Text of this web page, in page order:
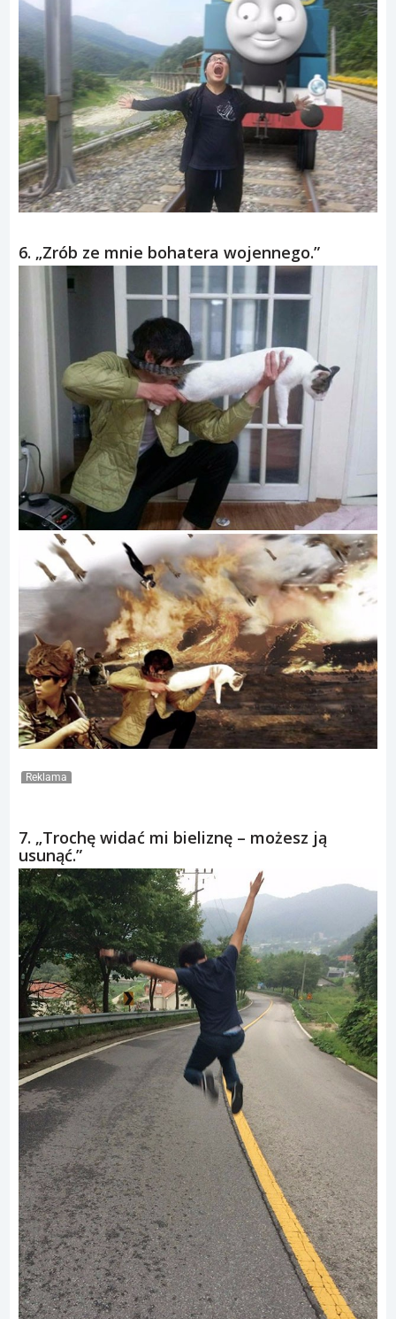
6. „Zrób ze mnie bohatera wojennego.”
Reklama
7. „Trochę widać mi bieliznę – możesz ją
usunąć.”